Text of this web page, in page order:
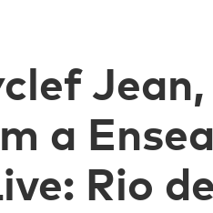
Jean,
a
Rio